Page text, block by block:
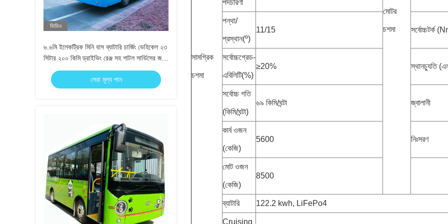
ভিডিও
৬.৬মি ইলেকট্রিক মিনি বাস ব্যাটারি চার্জিং ভেহিকেল ২৩
সিটার ২০০ কিমি ড্রাইভিং রেঞ্জ সহ শাটল সার্ভিসের জন্য
LHD RHD
সেরা মূল্য পান
সামগ্রিক
চশমা
মোটর
চশমা
পদচারণা
পন্থা/
প্রস্থান(º)
11/15 সর্বোচ্চটর্ক
সর্বোচ্চগ্রেড-
এবিলিটি(%)
≥20% স্থানচ্যুতি
সর্বোচ্চ গতি
(কিমি/ঘন্টা)
৬৯ কিমি/ঘন্টা জ্বালানী
কার্ব ওজন
(কেজি)
5600 নিঃসরণ
মোট ওজন
(কেজি)
8500
ব্যাটারি 122.2 kwh, LiFePo4
Cruising